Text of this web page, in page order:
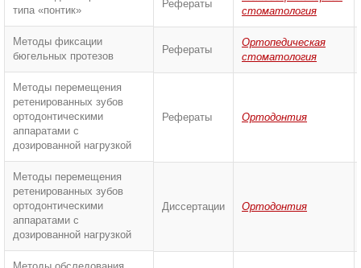
типа «понтик»
Рефераты
стоматология
Методы фиксации
бюгельных протезов
Рефераты
Ортопедическая
стоматология
Методы перемещения
ретенированных зубов
ортодонтическими
аппаратами с
дозированной нагрузкой
Рефераты Ортодонтия
Методы перемещения
ретенированных зубов
ортодонтическими
аппаратами с
дозированной нагрузкой
Диссертации Ортодонтия